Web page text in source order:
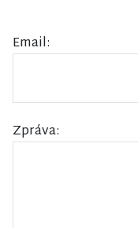
Email:
Zpráva: